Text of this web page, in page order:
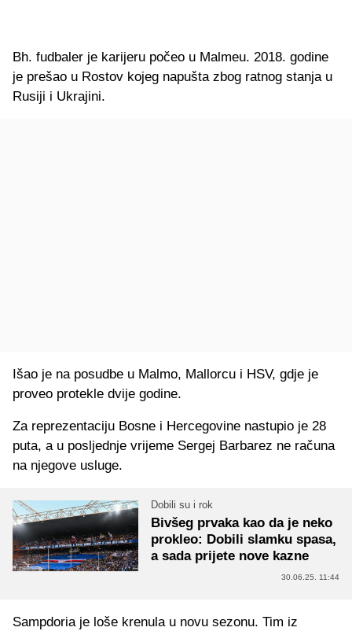
Bh. fudbaler je karijeru počeo u Malmeu. 2018. godine
je prešao u Rostov kojeg napušta zbog ratnog stanja u
Rusiji i Ukrajini.
Išao je na posudbe u Malmo, Mallorcu i HSV, gdje je
proveo protekle dvije godine.
Za reprezentaciju Bosne i Hercegovine nastupio je 28
puta, a u posljednje vrijeme Sergej Barbarez ne računa
na njegove usluge.
Dobili su i rok
Bivšeg prvaka kao da je neko
prokleo: Dobili slamku spasa,
a sada prijete nove kazne
30.06.25. 11:44
Sampdoria je loše krenula u novu sezonu. Tim iz